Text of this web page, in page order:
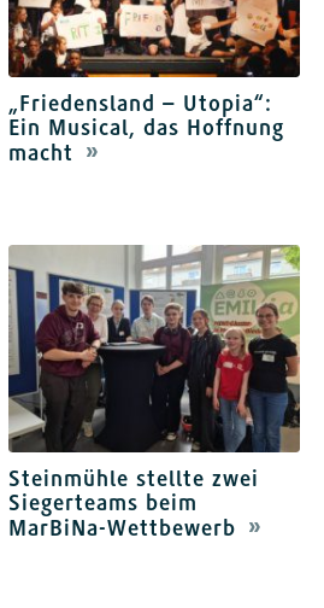
„Friedensland – Utopia“:
Ein Musical, das Hoffnung
macht
Steinmühle stellte zwei
Siegerteams beim
MarBiNa-Wettbewerb